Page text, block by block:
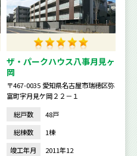
ザ・パークハウス八事月見ヶ
岡
〒467-0035 愛知県名古屋市瑞穂区弥
富町字月見ケ岡２２－１
総戸数
48戸
総棟数
1棟
竣工年月
2011年12